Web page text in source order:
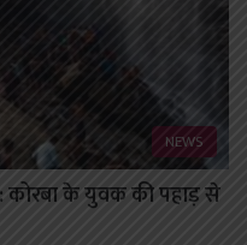
NEWS
कोरबा के युवक की पहाड़ से